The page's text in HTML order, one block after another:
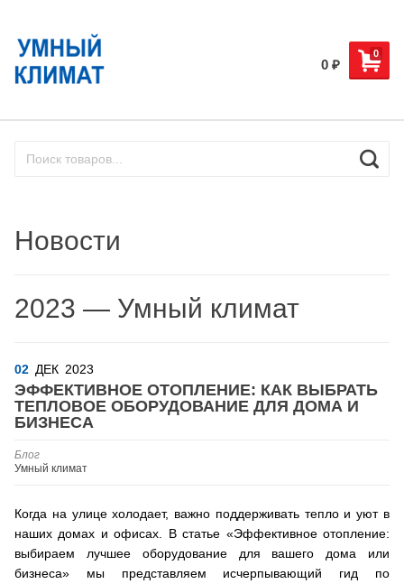
0
0 ₽
Новости
2023 — Умный климат
02 ДЕК 2023
ЭФФЕКТИВНОЕ ОТОПЛЕНИЕ: КАК ВЫБРАТЬ
ТЕПЛОВОЕ ОБОРУДОВАНИЕ ДЛЯ ДОМА И
БИЗНЕСА
Блог
Умный климат
Когда на улице холодает, важно поддерживать тепло и уют в
наших домах и офисах. В статье «Эффективное отопление:
выбираем лучшее оборудование для вашего дома или
бизнеса» мы представляем исчерпывающий гид по